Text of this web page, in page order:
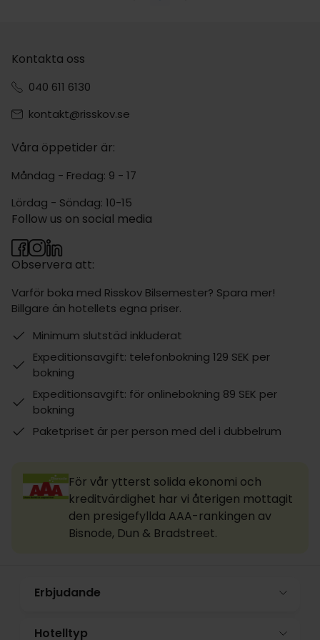
Kontakta oss
040 611 6130
kontakt@risskov.se
Våra öppetider är:
Måndag - Fredag: 9 - 17
Lördag - Söndag: 10-15
Observera att:
Varför boka med Risskov Bilsemester? Spara mer!
Billgare än hotellets egna priser.
Minimum slutstäd inkluderat
Expeditionsavgift: telefonbokning 129 SEK per
bokning
Expeditionsavgift: för onlinebokning 89 SEK per
bokning
Paketpriset är per person med del i dubbelrum
Follow us on social media
För vår ytterst solida ekonomi och
kreditvärdighet har vi återigen mottagit
den presigefyllda AAA-rankingen av
Bisnode, Dun & Bradstreet.
Erbjudande
Hotelltyp